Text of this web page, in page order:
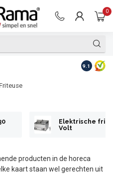
0
Op
9.1
Elektrische
Volt
producten in de horeca
kaart staan wel gerechten uit